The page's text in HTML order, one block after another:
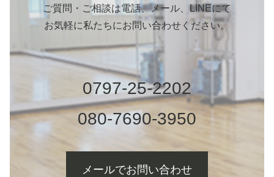
ご質問・ご相談は電話、メール、LINEにて
お気軽に私たちにお問い合わせください。
0797-25-2202
080-7690-3950
メールでお問い合わせ